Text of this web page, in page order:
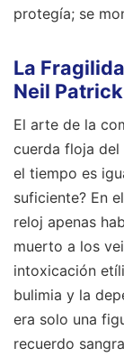
protegía; se
La
Neil
El arte de la
cuerda floja del
el tiempo es
suficiente? En
reloj apenas
muerto a los
intoxicación
bulimia y la
era solo una
recuerdo